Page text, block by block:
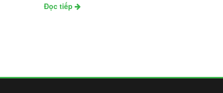
Đọc tiếp